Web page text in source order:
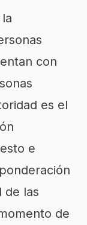
con
es el
e
de las
de